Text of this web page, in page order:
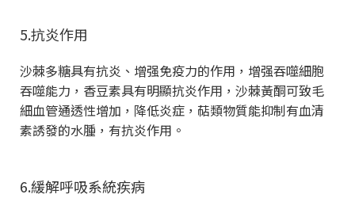
5.抗炎作用
沙棘多糖具有抗炎、增强免疫力的作用，增强吞噬細胞
吞噬能力，香豆素具有明顯抗炎作用，沙棘黃酮可致毛
細血管通透性增加，降低炎症，萜類物質能抑制有血清
素誘發的水腫，有抗炎作用。
6.緩解呼吸系統疾病